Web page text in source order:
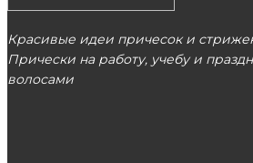
Красивые идеи причесок и
Прически на работу, учебу и
волосами